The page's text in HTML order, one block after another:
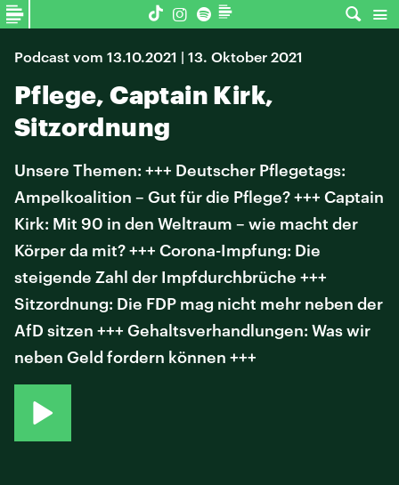
Podcast vom 13.10.2021 | 13. Oktober 2021
Pflege, Captain Kirk,
Sitzordnung
Unsere Themen: +++ Deutscher Pflegetags:
Ampelkoalition – Gut für die Pflege? +++ Captain
Kirk: Mit 90 in den Weltraum – wie macht der
Körper da mit? +++ Corona-Impfung: Die
steigende Zahl der Impfdurchbrüche +++
Sitzordnung: Die FDP mag nicht mehr neben der
AfD sitzen +++ Gehaltsverhandlungen: Was wir
neben Geld fordern können +++